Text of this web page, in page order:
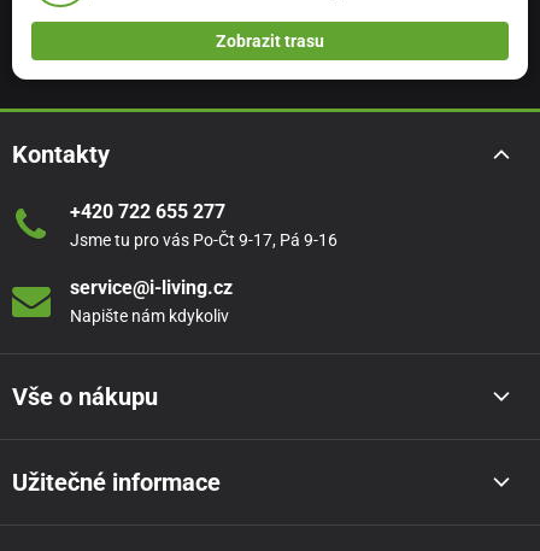
Zobrazit trasu
Kontakty
+420 722 655 277
Jsme tu pro vás Po-Čt 9-17, Pá 9-16
service@i-living.cz
Napište nám kdykoliv
Vše o nákupu
Užitečné informace